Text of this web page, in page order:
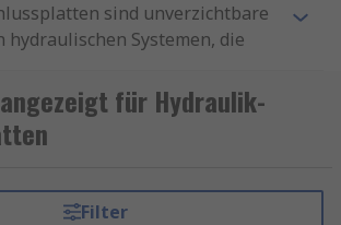
sind unverzichtbare
hydraulischen Systemen, die
hydraulischen
Diese Platten spielen
Rolle in der Fluidtechnik und
Hydraulikanlagen bei.
für Hydraulik-
Filter